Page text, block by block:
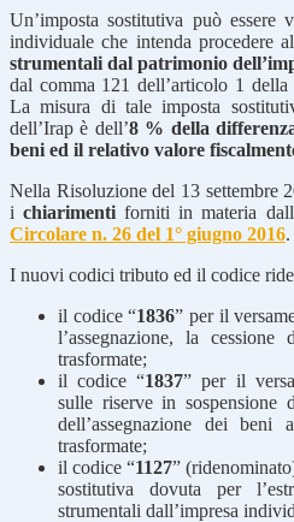
Un’imposta sostitutiva può essere
individuale che intenda procedere
strumentali dal patrimonio
dal comma 121 dell’articolo 1
La misura di tale imposta
dell’Irap è dell’8 % della
beni ed il relativo valore
Nella Risoluzione del 13 settembre
ichiarimenti forniti in materia
Circolare n. 26 del 1° giugno 2016.
I nuovi codici tributo ed il codice
il codice “1836” per il
l’assegnazione, la
trasformate;
il codice “1837” per il
sulle riserve in sospensione
dell’assegnazione dei
trasformate;
il codice “1127”
sostitutiva dovuta per
strumentali dall’impresa